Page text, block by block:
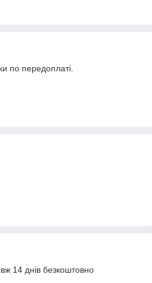
по передоплаті.
14 днів безкоштовно